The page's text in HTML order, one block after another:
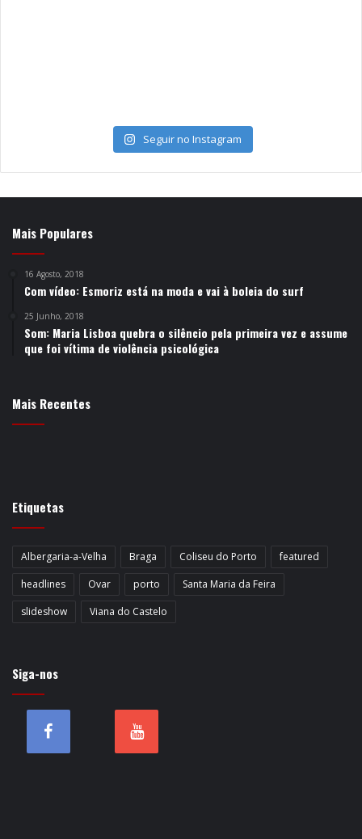
Seguir no Instagram
Mais Populares
16 Agosto, 2018
Com vídeo: Esmoriz está na moda e vai à boleia do surf
25 Junho, 2018
Som: Maria Lisboa quebra o silêncio pela primeira vez e assume
que foi vítima de violência psicológica
Mais Recentes
Etiquetas
Albergaria-a-Velha Braga Coliseu do Porto
featured
headlines
Ovar porto
Santa Maria da Feira
slideshow
Viana do Castelo
Siga-nos